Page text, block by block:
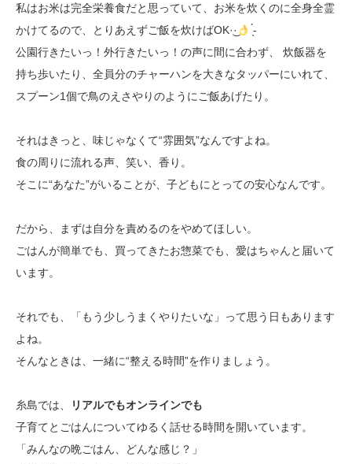
私はお米は完全栄養食だと思っていて、お米を炊くのに全身全霊
かけてるので、とりあえずご飯を炊けばOK·͜·
̖́-‬
公園行きたいっ！外行きたいっ！の声に間に合わず、 炊飯器を
持ち歩いたり、全員分のチャーハンを大きなタッパーにいれて、
スプーン1個で鳥のえさやりのようにご飯あげたり。
それはきっと、味じゃなくて“雰囲気”なんですよね。
食の周りに流れる声、笑い、香り。
そこに“あなた”がいることが、子どもにとっての安心なんです。
だから、まずは自分を責めるのをやめてほしい。
ごはんが簡単でも、買ってきたお惣菜でも、愛はちゃんと届いて
います。
それでも、「もう少しうまくやりたいな」って思う日もあります
よね。
そんなときは、一緒に“整える時間”を作りましょう。
糸島では、
リアルでもオンラインでも
子育てとごはんについてゆるく話せる時間を開いています。
「みんなの晩ごはん、どんな感じ？」